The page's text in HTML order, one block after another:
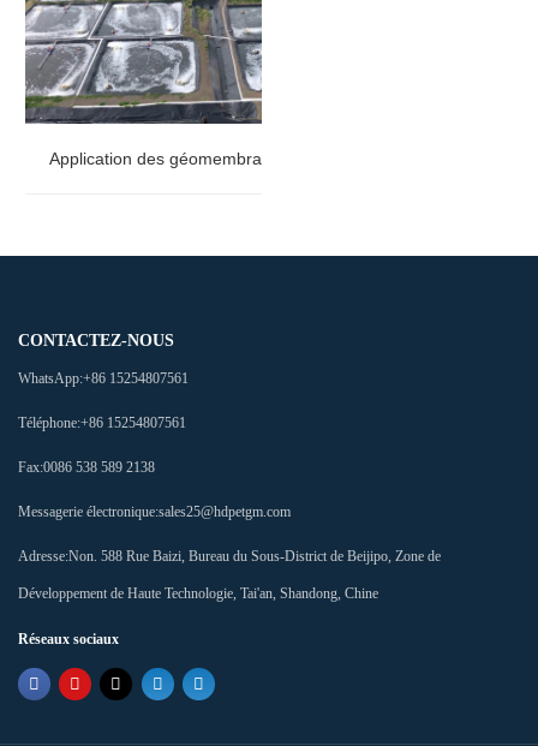
Application des géomembranes BPM en aquaculture
CONTACTEZ-NOUS
WhatsApp:+86 15254807561
Téléphone:+86 15254807561
Fax:0086 538 589 2138
Messagerie électronique:sales25@hdpetgm.com
Adresse:Non. 588 Rue Baizi, Bureau du Sous-District de Beijipo, Zone de
Développement de Haute Technologie, Tai'an, Shandong, Chine
Réseaux sociaux